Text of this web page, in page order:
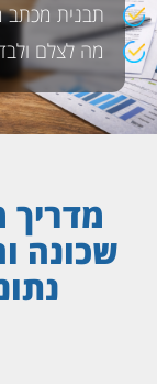
תבנית מכתב
מה לצלם
מדריך
שכונה